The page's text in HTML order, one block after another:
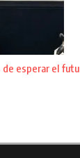
de esperar el